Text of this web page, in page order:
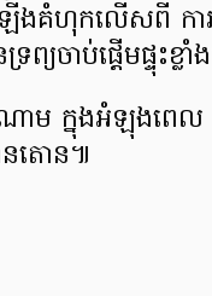
ើង​គំហុក​លើសពី កា
យ​ចាប់ផ្តើមផ្ទុះខ្លាំ
ណាម ក្នុងអំឡុងពេ
តោន៕